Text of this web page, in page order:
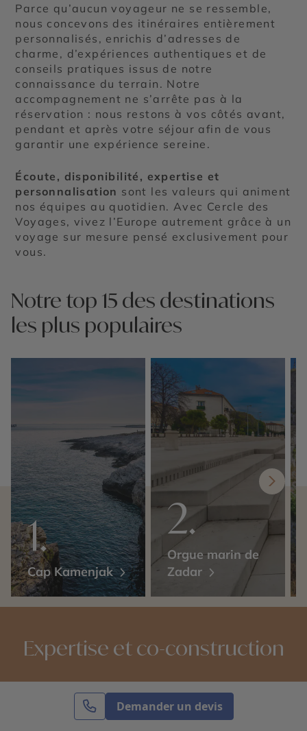
Demander un devis
Parce qu’aucun voyageur ne se ressemble,
nous concevons des itinéraires entièrement
personnalisés, enrichis d’adresses de
charme, d’expériences authentiques et de
conseils pratiques issus de notre
connaissance du terrain. Notre
accompagnement ne s’arrête pas à la
réservation : nous restons à vos côtés avant,
pendant et après votre séjour afin de vous
garantir une expérience sereine.
Écoute, disponibilité, expertise et
personnalisation sont les valeurs qui animent
nos équipes au quotidien. Avec Cercle des
Voyages, vivez l’Europe autrement grâce à un
voyage sur mesure pensé exclusivement pour
vous.
Notre top 15 des destinations
les plus populaires
Cap Kamenjak
Orgue marin de
Zadar
Expertise et co-construction
1